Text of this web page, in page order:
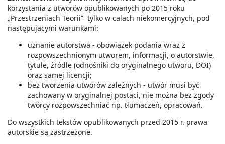
korzystania z utworów opublikowanych po 2015 roku
„Przestrzeniach Teorii” tylko w calach niekomercyjnych, pod
następującymi warunkami:
uznanie autorstwa - obowiązek podania wraz z
rozpowszechnionym utworem, informacji, o autorstwie,
tytule, źródle (odnośniki do oryginalnego utworu, DOI)
oraz samej licencji;
bez tworzenia utworów zależnych - utwór musi być
zachowany w oryginalnej postaci, nie można bez zgody
twórcy rozpowszechniać np. tłumaczeń, opracowań.
Do wszystkich tekstów opublikowanych przed 2015 r. prawa
autorskie są zastrzeżone.